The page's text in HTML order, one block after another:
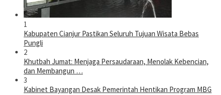
1
Kabupaten Cianjur Pastikan Seluruh Tujuan Wisata Bebas
Pungli
2
Khutbah Jumat: Menjaga Persaudaraan, Menolak Kebencian,
dan Membangun …
3
Kabinet Bayangan Desak Pemerintah Hentikan Program MBG